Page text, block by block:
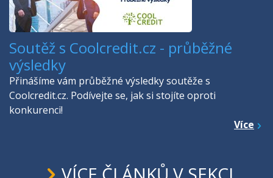
Soutěž s Coolcredit.cz - průběžné
výsledky
Přinášíme vám průběžné výsledky soutěže s
Coolcredit.cz. Podívejte se, jak si stojíte oproti
konkurenci!
Více